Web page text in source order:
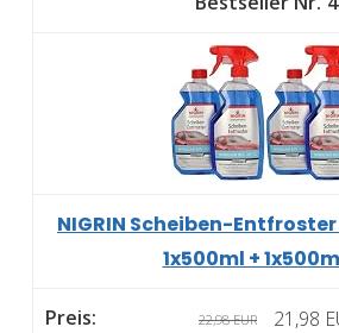
NIGRIN Scheiben-
1x500ml +
22,98 EUR 21,98